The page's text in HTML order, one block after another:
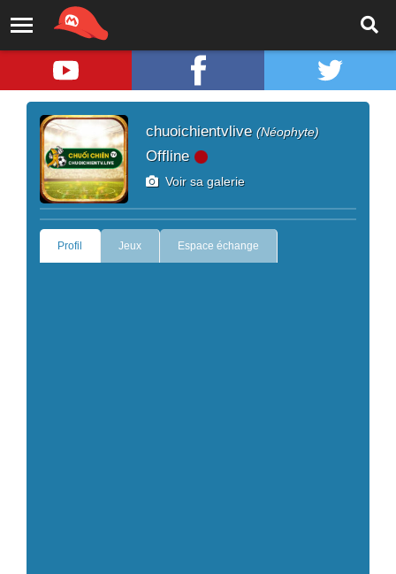
chuoichientvlive (Néophyte)
Offline
Voir sa galerie
Profil Jeux Espace échange